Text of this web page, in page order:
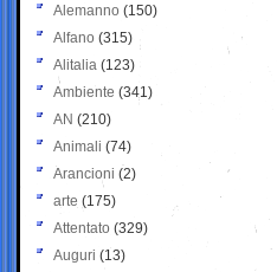
Alemanno (150)
Alfano (315)
Alitalia (123)
Ambiente (341)
AN (210)
Animali (74)
Arancioni (2)
arte (175)
Attentato (329)
Auguri (13)